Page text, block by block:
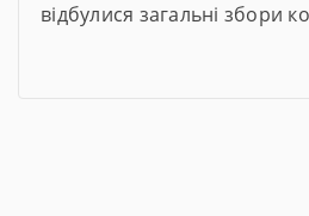
відбулися загальні збори
прозвітувала про